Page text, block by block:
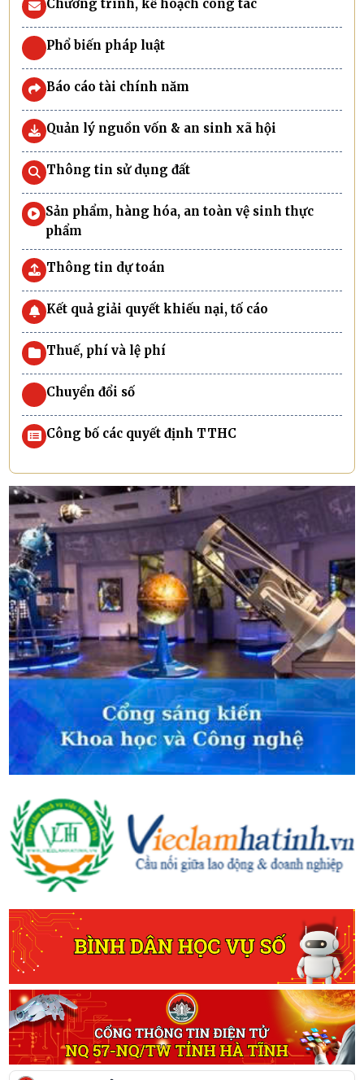
Chương trình, kế hoạch công tác
Phổ biến pháp luật
Báo cáo tài chính năm
Quản lý nguồn vốn & an sinh xã hội
Thông tin sử dụng đất
Sản phẩm, hàng hóa, an toàn vệ sinh thực
phẩm
Thông tin dự toán
Kết quả giải quyết khiếu nại, tố cáo
Thuế, phí và lệ phí
Chuyển đổi số
Công bố các quyết định TTHC